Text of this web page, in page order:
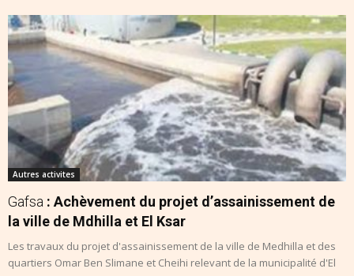
Autres activites
Gafsa : Achèvement du projet d’assainissement de
la ville de Mdhilla et El Ksar
Les travaux du projet d'assainissement de la ville de Medhilla et des
quartiers Omar Ben Slimane et Cheihi relevant de la municipalité d'El